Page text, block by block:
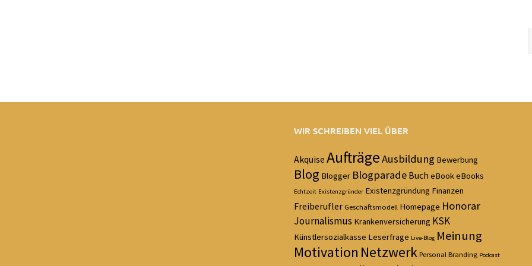
WIR SCHREIBEN VIEL ÜBER
Akquise AufträgeAusbildung Bewerbung
Blog Blogger Blogparade Buch eBookeBooks
Echtzeit Existenzgründer Existenzgründung Finanzen
Freiberufler Geschäftsmodell Homepage Honorar
Journalismus Krankenversicherung KSK
Künstlersozialkasse Leserfrage Live-Blog Meinung
Motivation Netzwerk Personal Branding Podcast